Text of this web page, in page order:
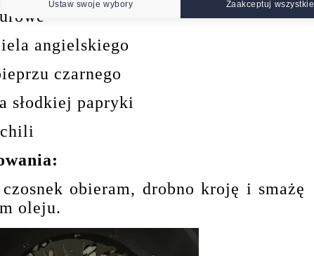
angielskiego
czarnego
słodkiej papryki
obieram, drobno kroję i smażę
oleju.
Ustaw swoje wybory Zaakceptuj wszystkie